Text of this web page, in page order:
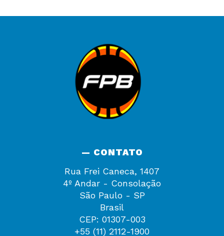
— CONTATO
Rua Frei Caneca, 1407
4º Andar - Consolação
São Paulo - SP
Brasil
CEP: 01307-003
+55 (11) 2112-1900